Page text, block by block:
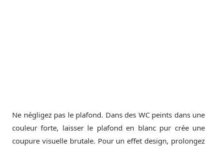
Ne négligez pas le plafond. Dans des WC peints dans une
couleur forte, laisser le plafond en blanc pur crée une
coupure visuelle brutale. Pour un effet design, prolongez